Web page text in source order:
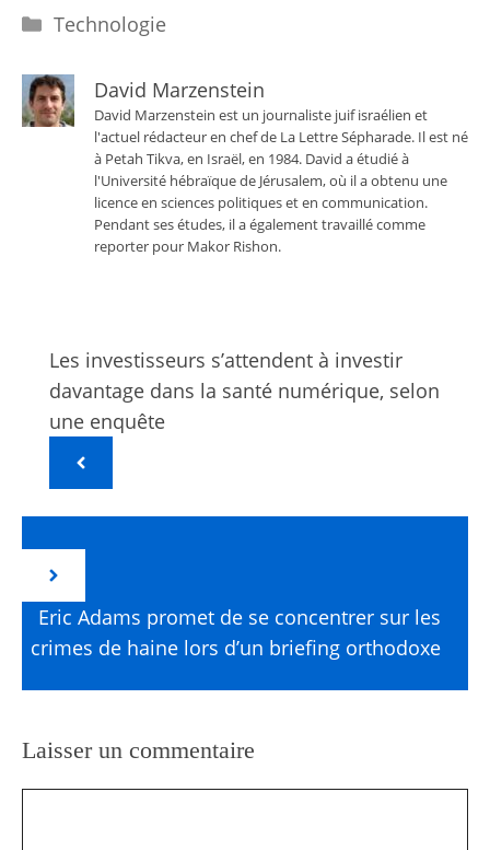
Catégories
Technologie
David Marzenstein
David Marzenstein est un journaliste juif israélien et
l'actuel rédacteur en chef de La Lettre Sépharade. Il est né
à Petah Tikva, en Israël, en 1984. David a étudié à
l'Université hébraïque de Jérusalem, où il a obtenu une
licence en sciences politiques et en communication.
Pendant ses études, il a également travaillé comme
reporter pour Makor Rishon.
Les investisseurs s’attendent à investir
davantage dans la santé numérique, selon
une enquête
Eric Adams promet de se concentrer sur les
crimes de haine lors d’un briefing orthodoxe
Laisser un commentaire